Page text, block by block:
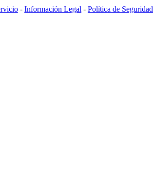
- Información Legal - Política de Seguridad